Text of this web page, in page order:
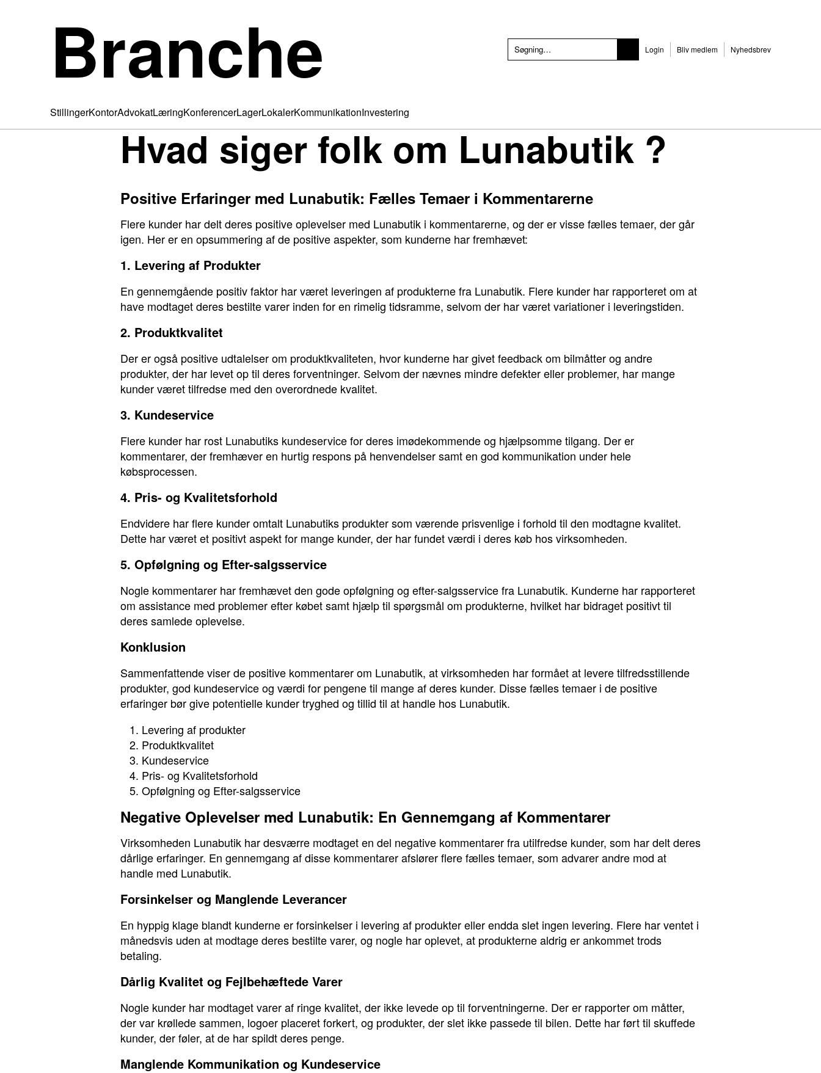
Branche Login Bliv medlem Nyhedsbrev
StillingerKontorAdvokatLæringKonferencerLagerLokalerKommunikationInvestering
Hvad siger folk om Lunabutik ?
Positive Erfaringer med Lunabutik: Fælles Temaer i Kommentarerne
Flere kunder har delt deres positive oplevelser med Lunabutik i kommentarerne, og der er visse fælles temaer, der går
igen. Her er en opsummering af de positive aspekter, som kunderne har fremhævet:
1. Levering af Produkter
En gennemgående positiv faktor har været leveringen af produkterne fra Lunabutik. Flere kunder har rapporteret om at
have modtaget deres bestilte varer inden for en rimelig tidsramme, selvom der har været variationer i leveringstiden.
2. Produktkvalitet
Der er også positive udtalelser om produktkvaliteten, hvor kunderne har givet feedback om bilmåtter og andre
produkter, der har levet op til deres forventninger. Selvom der nævnes mindre defekter eller problemer, har mange
kunder været tilfredse med den overordnede kvalitet.
3. Kundeservice
Flere kunder har rost Lunabutiks kundeservice for deres imødekommende og hjælpsomme tilgang. Der er
kommentarer, der fremhæver en hurtig respons på henvendelser samt en god kommunikation under hele
købsprocessen.
4. Pris- og Kvalitetsforhold
Endvidere har flere kunder omtalt Lunabutiks produkter som værende prisvenlige i forhold til den modtagne kvalitet.
Dette har været et positivt aspekt for mange kunder, der har fundet værdi i deres køb hos virksomheden.
5. Opfølgning og Efter-salgsservice
Nogle kommentarer har fremhævet den gode opfølgning og efter-salgsservice fra Lunabutik. Kunderne har rapporteret
om assistance med problemer efter købet samt hjælp til spørgsmål om produkterne, hvilket har bidraget positivt til
deres samlede oplevelse.
Konklusion
Sammenfattende viser de positive kommentarer om Lunabutik, at virksomheden har formået at levere tilfredsstillende
produkter, god kundeservice og værdi for pengene til mange af deres kunder. Disse fælles temaer i de positive
erfaringer bør give potentielle kunder tryghed og tillid til at handle hos Lunabutik.
Levering af produkter
Produktkvalitet
Kundeservice
Pris- og Kvalitetsforhold
Opfølgning og Efter-salgsservice
Negative Oplevelser med Lunabutik: En Gennemgang af Kommentarer
Virksomheden Lunabutik har desværre modtaget en del negative kommentarer fra utilfredse kunder, som har delt deres
dårlige erfaringer. En gennemgang af disse kommentarer afslører flere fælles temaer, som advarer andre mod at
handle med Lunabutik.
Forsinkelser og Manglende Leverancer
En hyppig klage blandt kunderne er forsinkelser i levering af produkter eller endda slet ingen levering. Flere har ventet i
månedsvis uden at modtage deres bestilte varer, og nogle har oplevet, at produkterne aldrig er ankommet trods
betaling.
Dårlig Kvalitet og Fejlbehæftede Varer
Nogle kunder har modtaget varer af ringe kvalitet, der ikke levede op til forventningerne. Der er rapporter om måtter,
der var krøllede sammen, logoer placeret forkert, og produkter, der slet ikke passede til bilen. Dette har ført til skuffede
kunder, der føler, at de har spildt deres penge.
Manglende Kommunikation og Kundeservice